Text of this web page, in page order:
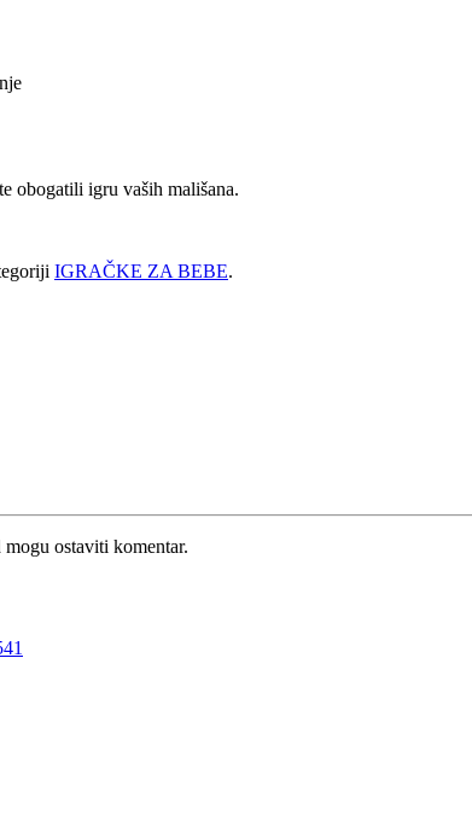
obogatili igru vaših mališana.
IGRAČKE ZA BEBE.
ostaviti komentar.